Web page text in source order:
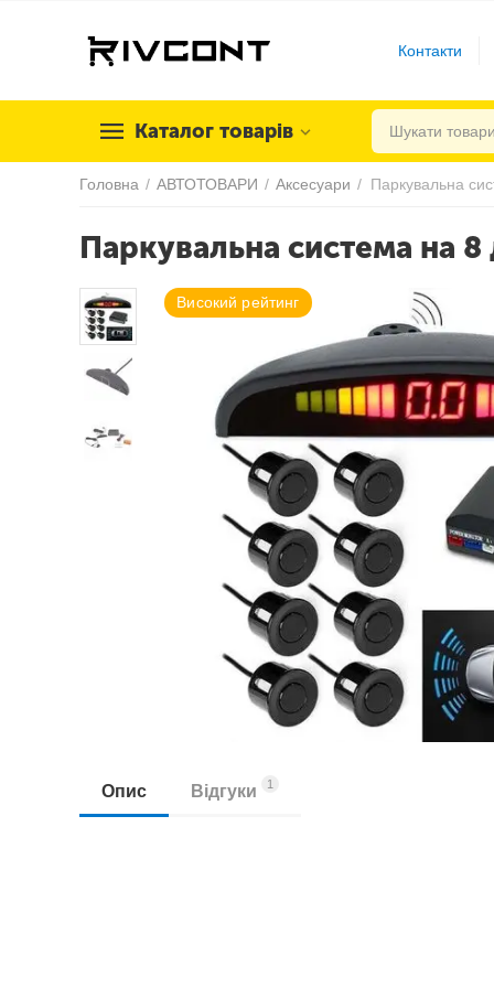
Контакти
Каталог товарів
Головна / АВТОТОВАРИ / Аксесуари /
Паркувальна система на
Високий рейтинг
Опис Відгуки 1